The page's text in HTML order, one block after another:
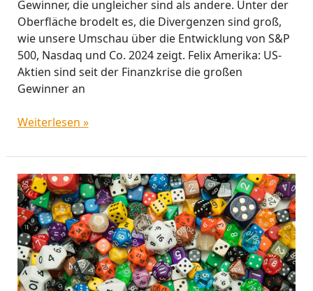
Gewinner, die ungleicher sind als andere. Unter der
Oberfläche brodelt es, die Divergenzen sind groß,
wie unsere Umschau über die Entwicklung von S&P
500, Nasdaq und Co. 2024 zeigt. Felix Amerika: US-
Aktien sind seit der Finanzkrise die großen
Gewinner an
Weiterlesen »
Märkte
2024:
Chancen
und
Risiken
für
Anleger